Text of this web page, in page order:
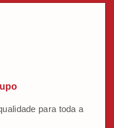
para toda a